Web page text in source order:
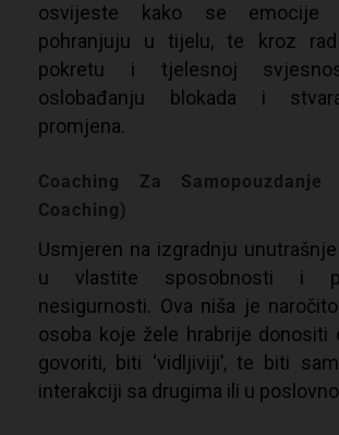
osvijeste kako se emocije
pohranjuju u tijelu, te kroz
pokretu i tjelesnoj
oslobađanju blokada i
promjena.
Coaching Za Samopouzdanje
Coaching)
Usmjeren na izgradnju
u vlastite sposobnosti i
nesigurnosti. Ova niša je
osoba koje žele hrabrije donositi
govoriti, biti ‘vidljiviji’, te biti
interakciji sa drugima ili u